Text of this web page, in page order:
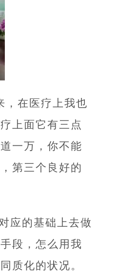
，在医疗上我也
上面它有三点
一万，你不能
第三个良好的
应的基础上去做
段，怎么用我
质化的状况。